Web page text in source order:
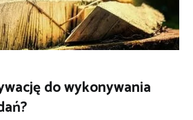
do wykonywania